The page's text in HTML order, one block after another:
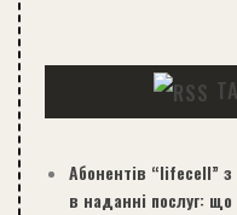
Абонентів “lifecell” з
в наданні послуг: що